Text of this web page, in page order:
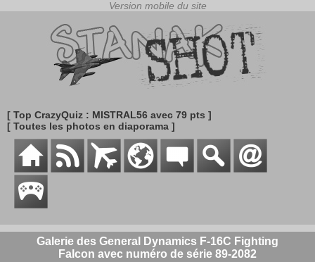
[ Top CrazyQuiz : MISTRAL56 avec 79 pts ]
[ Toutes les photos en diaporama ]
Galerie des General Dynamics F-16C Fighting
Falcon avec numéro de série 89-2082